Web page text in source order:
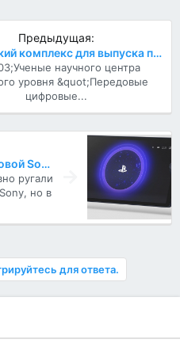
Предыдущая:
Российский комплекс для выпуска процессоров в 2000 раз дешевле западных...
научного центра
уровня &quot;Передовые
цифровые...
Японцы разочаровались в новой Sony PlayStation Portal и раскупили её
ругали
но в
для ответа.